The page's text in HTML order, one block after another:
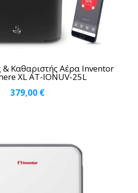
Καθαριστής Αέρα Inventor
XL AT-IONUV-25L
379,00 €